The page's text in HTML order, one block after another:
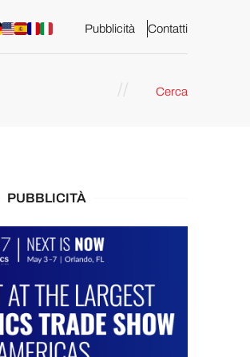
Pubblicità Contatti
Cerca
PUBBLICITÀ